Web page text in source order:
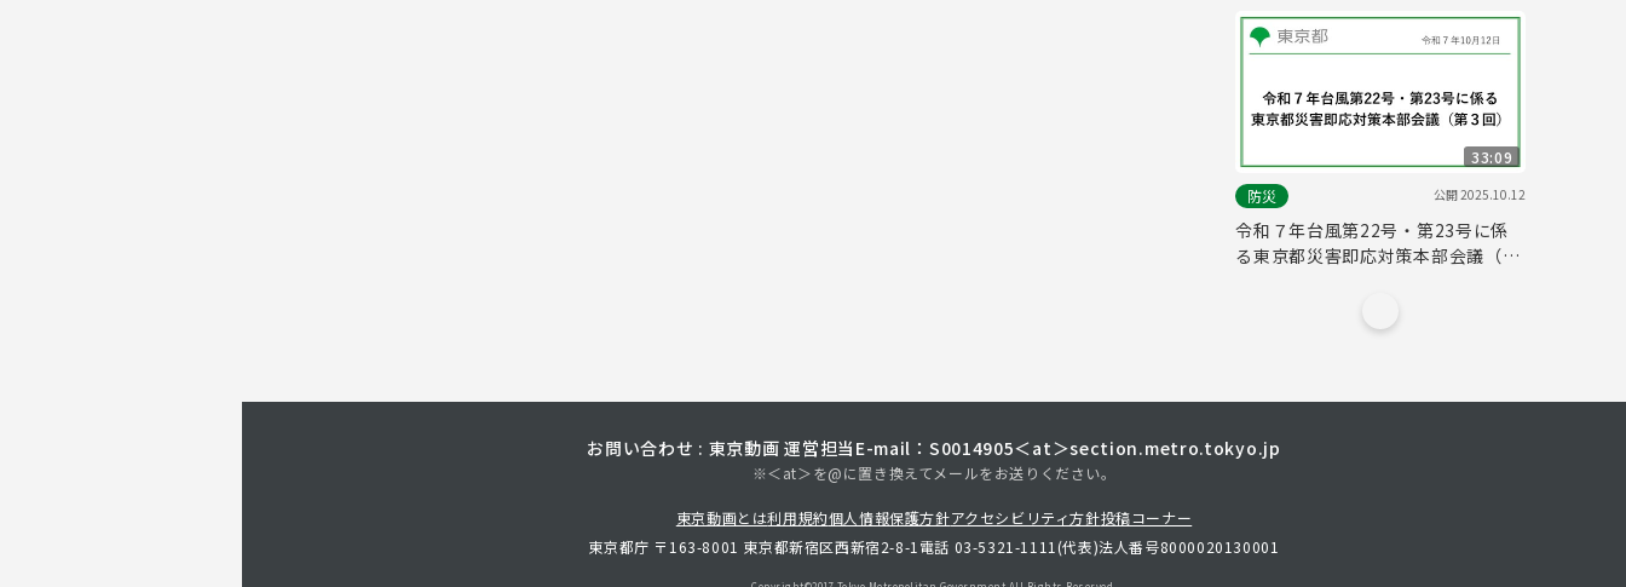
33:09
防災
公開2025.10.12
令和７年台風第22号・第23号に係
る東京都災害即応対策本部会議（第
お問い合わせ : 東京動画 運営担当 E-mail：S0014905＜at＞section.metro.tokyo.jp
※＜at＞を@に置き換えてメールをお送りください。
東京動画とは利用規約個人情報保護方針アクセシビリティ方針投稿コーナー
東京都庁 〒163-8001 東京都新宿区西新宿2-8-1 電話 03-5321-1111(代表)法人番号8000020130001